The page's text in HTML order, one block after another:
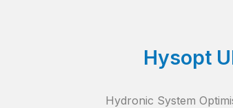
Hysopt
Hydronic System